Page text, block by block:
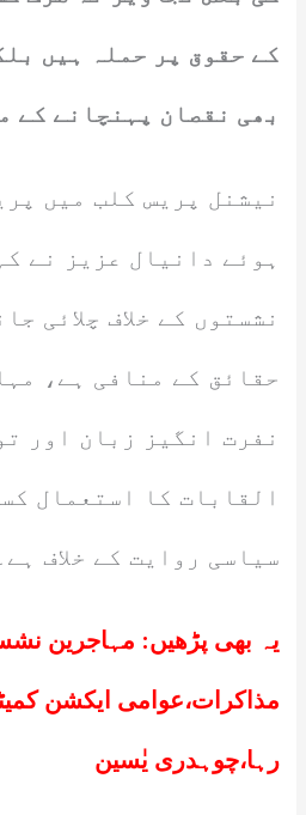
کے حقوق پر حملہ ہیں
بھی نقصان پہنچانے کے
نیشنل پریس کلب میں
ہوئے دانیال عزیز نے
نشستوں کے خلاف چلائی
حقائق کے منافی ہے،
نفرت انگیز زبان اور
القابات کا استعمال
سیاسی روایت کے خلاف
یہ بھی پڑھیں: مہاجرین
مذاکرات،عوامی ایکشن
رہا،چوہدری یٰسین